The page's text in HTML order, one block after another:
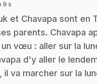
9 s
et Chavapa sont en
parents. Chavapa
vœu : aller sur la
d'y aller le
il va marcher sur la